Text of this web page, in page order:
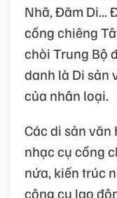
Nhã, Đăm Di...
cồng chiêng
chòi Trung Bộ
danh là Di sản
của nhân loại.
Các di sản
nhạc cụ cồng
nứa, kiến trúc
công cụ lao